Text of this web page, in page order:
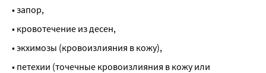
• запор,
• кровотечение из десен,
• экхимозы (кровоизлияния в кожу),
• петехии (точечные кровоизлияния в кожу или